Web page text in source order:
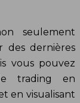
seulement
des dernières
vous pouvez
trading en
en visualisant